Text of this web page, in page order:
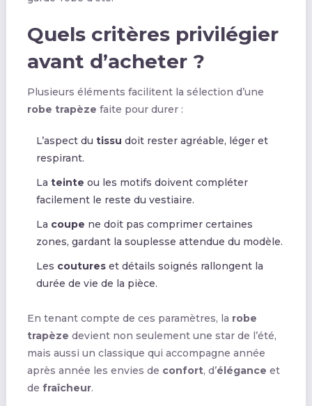
Quels critères privilégier
avant d’acheter ?
Plusieurs éléments facilitent la sélection d’une
robe trapèze faite pour durer :
L’aspect du tissu doit rester agréable, léger et
respirant.
La teinte ou les motifs doivent compléter
facilement le reste du vestiaire.
La coupe ne doit pas comprimer certaines
zones, gardant la souplesse attendue du modèle.
Les coutureset détails soignés rallongent la
durée de vie de la pièce.
En tenant compte de ces paramètres, la robe
trapèze devient non seulement une star de l’été,
mais aussi un classique qui accompagne année
après année les envies de confort, d’élégance et
de fraîcheur.